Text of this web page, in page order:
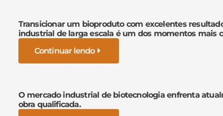
Transicionar um bioproduto com excelentes
industrial de larga escala é um dos momentos mais
Continuar lendo
O mercado industrial de biotecnologia enfrenta
obra qualificada.